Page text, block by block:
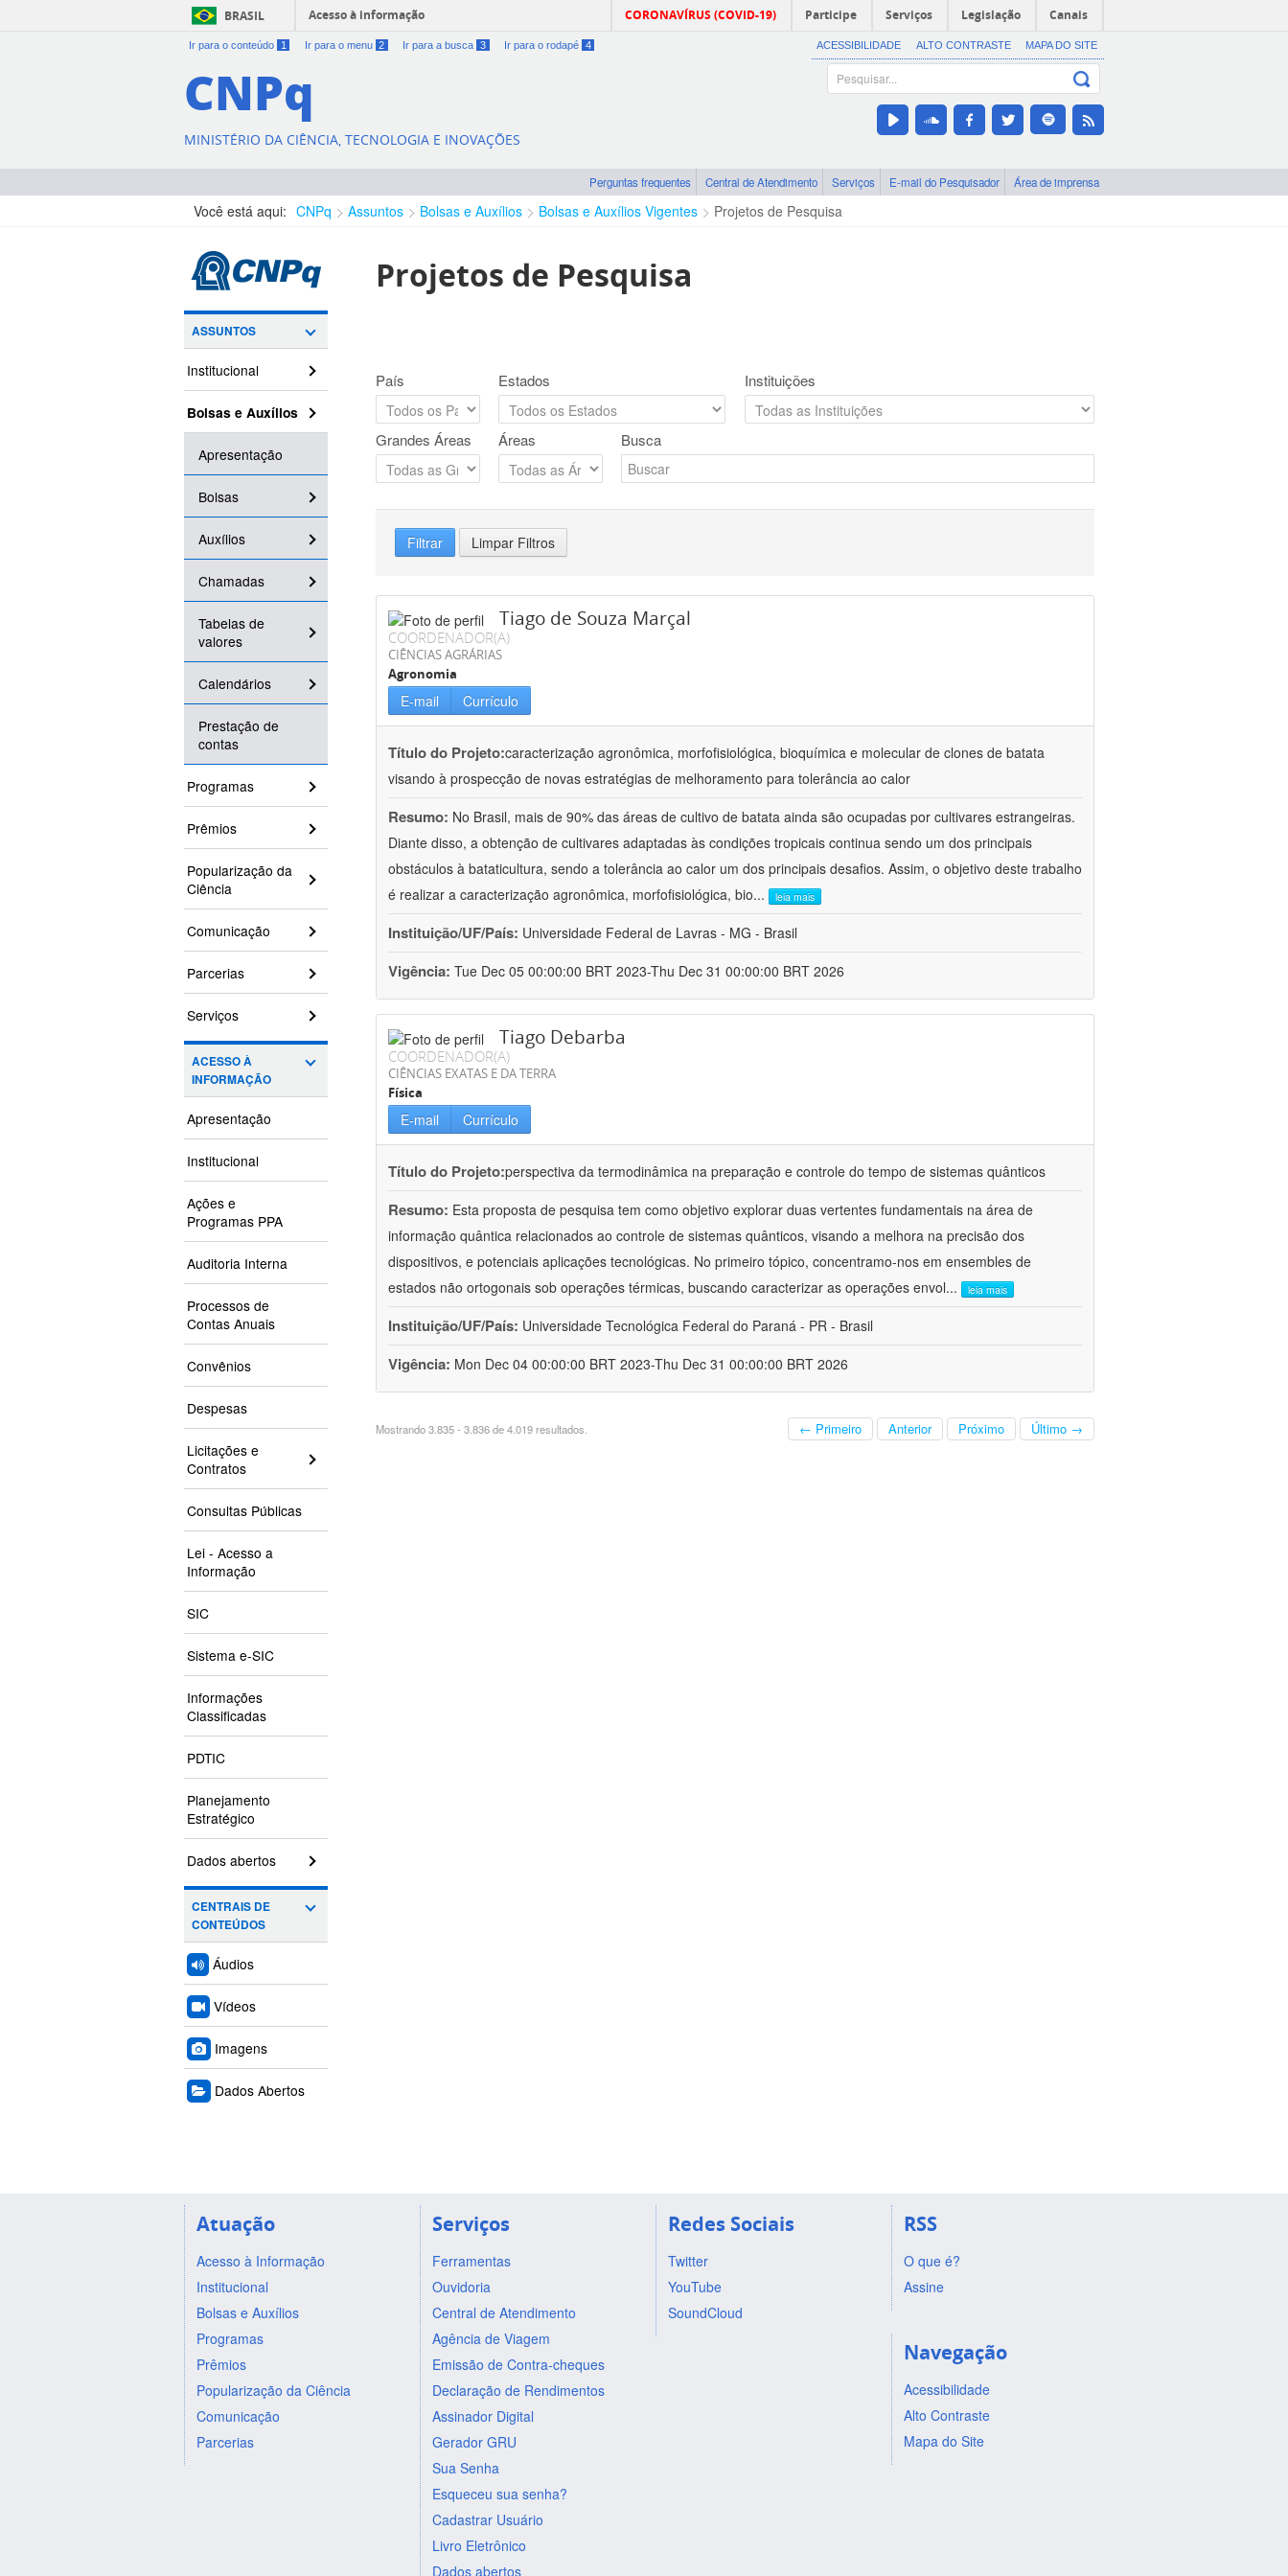
BRASIL Acesso à informação CORONAVÍRUS (COVID-19) Participe Serviços Legislação Canais
Ir para o conteúdo 1 Ir para o menu 2 Ir para a busca 3 Ir para o rodapé 4 ACESSIBILIDADE ALTO CONTRASTE MAPA DO SITE
CNPq
MINISTÉRIO DA CIÊNCIA, TECNOLOGIA E INOVAÇÕES
Perguntas frequentes Central de Atendimento Serviços E-mail do Pesquisador Área de imprensa
Você está aqui: CNPq Assuntos Bolsas e Auxílios Bolsas e Auxílios Vigentes Projetos de Pesquisa
ASSUNTOS
Institucional
Bolsas e Auxílios
Apresentação
Bolsas
Auxílios
Chamadas
Tabelas de
valores
Calendários
Prestação de
contas
Programas
Prêmios
Popularização da
Ciência
Comunicação
Parcerias
Serviços
ACESSO À
INFORMAÇÃO
Apresentação
Institucional
Ações e
Programas PPA
Auditoria Interna
Processos de
Contas Anuais
Convênios
Despesas
Licitações e
Contratos
Consultas Públicas
Lei - Acesso a
Informação
SIC
Sistema e-SIC
Informações
Classificadas
PDTIC
Planejamento
Estratégico
Dados abertos
CENTRAIS DE
CONTEÚDOS
Áudios
Vídeos
Imagens
Dados Abertos
Projetos de Pesquisa
País Estados Instituições
Grandes Áreas Áreas Busca
Filtrar Limpar Filtros
Tiago de Souza Marçal
COORDENADOR(A)
CIÊNCIAS AGRÁRIAS
Agronomia
E-mail Currículo
Título do Projeto:caracterização agronômica, morfofisiológica, bioquímica e molecular de clones de batata
visando à prospecção de novas estratégias de melhoramento para tolerância ao calor
Resumo: No Brasil, mais de 90% das áreas de cultivo de batata ainda são ocupadas por cultivares estrangeiras.
Diante disso, a obtenção de cultivares adaptadas às condições tropicais continua sendo um dos principais
obstáculos à bataticultura, sendo a tolerância ao calor um dos principais desafios. Assim, o objetivo deste trabalho
é realizar a caracterização agronômica, morfofisiológica, bio... leia mais
Instituição/UF/País: Universidade Federal de Lavras - MG - Brasil
Vigência: Tue Dec 05 00:00:00 BRT 2023-Thu Dec 31 00:00:00 BRT 2026
Tiago Debarba
COORDENADOR(A)
CIÊNCIAS EXATAS E DA TERRA
Física
E-mail Currículo
Título do Projeto:perspectiva da termodinâmica na preparação e controle do tempo de sistemas quânticos
Resumo: Esta proposta de pesquisa tem como objetivo explorar duas vertentes fundamentais na área de
informação quântica relacionados ao controle de sistemas quânticos, visando a melhora na precisão dos
dispositivos, e potenciais aplicações tecnológicas. No primeiro tópico, concentramo-nos em ensembles de
estados não ortogonais sob operações térmicas, buscando caracterizar as operações envol... leia mais
Instituição/UF/País: Universidade Tecnológica Federal do Paraná - PR - Brasil
Vigência: Mon Dec 04 00:00:00 BRT 2023-Thu Dec 31 00:00:00 BRT 2026
Mostrando 3.835 - 3.836 de 4.019 resultados. ← Primeiro Anterior Próximo Último →
Atuação
Acesso à Informação
Institucional
Bolsas e Auxílios
Programas
Prêmios
Popularização da Ciência
Comunicação
Parcerias
Serviços
Ferramentas
Ouvidoria
Central de Atendimento
Agência de Viagem
Emissão de Contra-cheques
Declaração de Rendimentos
Assinador Digital
Gerador GRU
Sua Senha
Esqueceu sua senha?
Cadastrar Usuário
Livro Eletrônico
Dados abertos
Redes Sociais
Twitter
YouTube
SoundCloud
RSS
O que é?
Assine
Navegação
Acessibilidade
Alto Contraste
Mapa do Site